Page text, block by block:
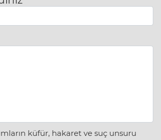
küfür, hakaret ve suç unsuru